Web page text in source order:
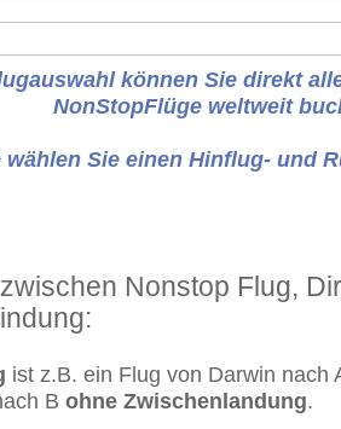
können Sie direkt
NonStopFlüge weltweit
wählen Sie einen Hinflug- und
Nonstop Flug,
ist z.B. ein Flug von Darwin nach
B ohne Zwischenlandung.